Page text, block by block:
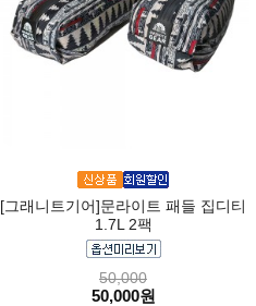
[그래니트기어]문라이트 패들 집디티
1.7L 2팩
50,000
50,000원